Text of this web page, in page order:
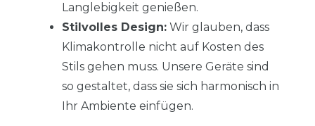
Langlebigkeit genießen.
Stilvolles Design: Wir glauben, dass
Klimakontrolle nicht auf Kosten des
Stils gehen muss. Unsere Geräte sind
so gestaltet, dass sie sich harmonisch in
Ihr Ambiente einfügen.